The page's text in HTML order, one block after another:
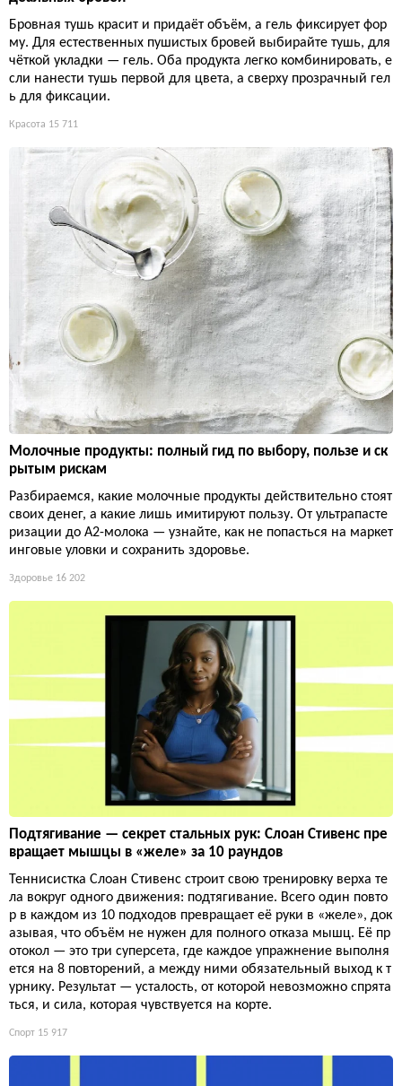
Бровная тушь красит и придаёт объём, а гель фиксирует фор
му. Для естественных пушистых бровей выбирайте тушь, для
чёткой укладки — гель. Оба продукта легко комбинировать, е
сли нанести тушь первой для цвета, а сверху прозрачный гел
ь для фиксации.
Красота 15 711
Молочные продукты: полный гид по выбору, пользе и ск
рытым рискам
Разбираемся, какие молочные продукты действительно стоят
своих денег, а какие лишь имитируют пользу. От ультрапасте
ризации до А2-молока — узнайте, как не попасться на маркет
инговые уловки и сохранить здоровье.
Здоровье 16 202
Подтягивание — секрет стальных рук: Слоан Стивенс пре
вращает мышцы в «желе» за 10 раундов
Теннисистка Слоан Стивенс строит свою тренировку верха те
ла вокруг одного движения: подтягивание. Всего один повто
р в каждом из 10 подходов превращает её руки в «желе», док
азывая, что объём не нужен для полного отказа мышц. Её пр
отокол — это три суперсета, где каждое упражнение выполня
ется на 8 повторений, а между ними обязательный выход к т
урнику. Результат — усталость, от которой невозможно спрята
ться, и сила, которая чувствуется на корте.
Спорт 15 917